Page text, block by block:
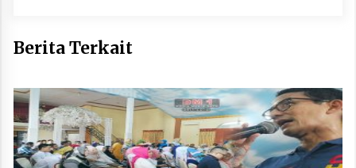
Berita Terkait